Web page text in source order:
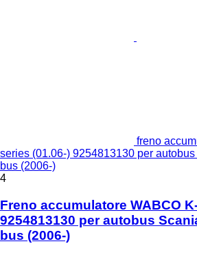
freno
series (01.06-) 9254813130 per
bus (2006-)
4
Freno accumulatore WABCO
9254813130 per autobus
bus (2006-)